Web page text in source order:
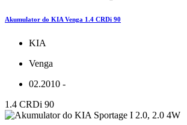
Akumulator do KIA Venga 1.4 CRDi 90
KIA
Venga
02.2010 -
1.4 CRDi 90